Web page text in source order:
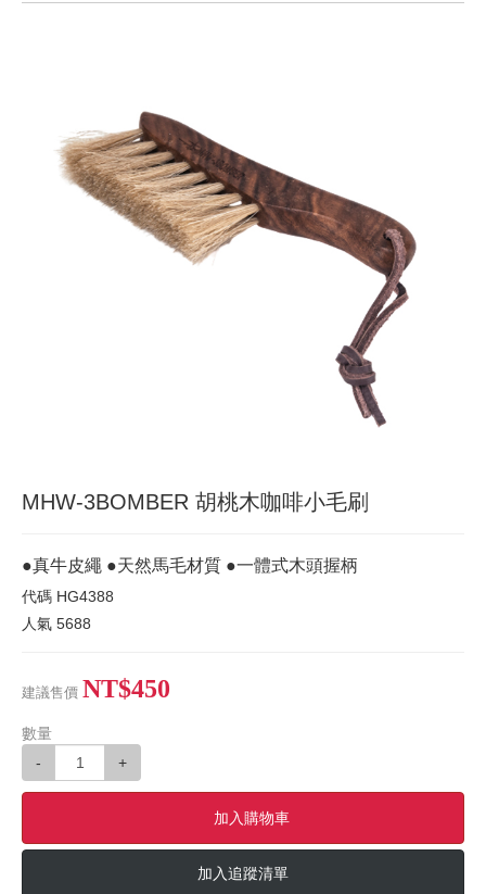
MHW-3BOMBER 胡桃木咖啡小毛刷
●真牛皮繩 ●天然馬毛材質 ●一體式木頭握柄
代碼 HG4388
人氣 5688
建議售價 NT$450
數量
-
+
加入購物車
加入追蹤清單